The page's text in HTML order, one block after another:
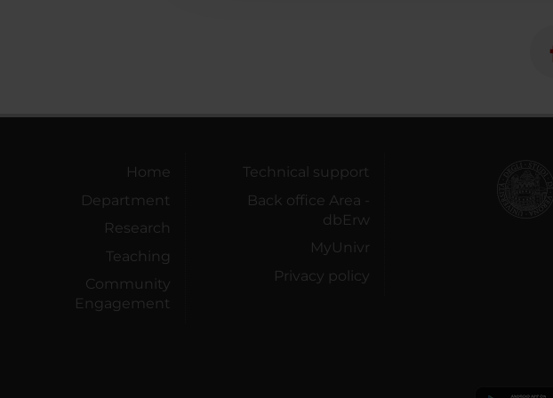
Home
Department
Research
Teaching
Community
Engagement
Technical support
Back office Area -
dbErw
MyUnivr
Privacy policy